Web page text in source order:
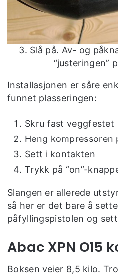
3. Slå på. Av- og
“justeringen”
Installasjonen er såre
funnet plasseringen:
Skru fast veggfestet
Heng kompressoren
Sett i kontakten
Trykk på “on”-
Slangen er allerede
så her er det bare å
påfyllingspistolen og
Abac XPN O15
Boksen veier 8,5 kilo.